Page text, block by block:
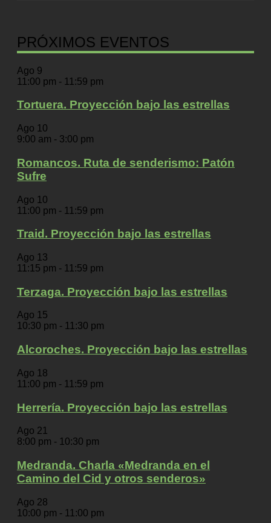
PRÓXIMOS EVENTOS
Ago 9
11:00 pm - 11:59 pm
Tortuera. Proyección bajo las estrellas
Ago 10
9:00 am - 3:00 pm
Romancos. Ruta de senderismo: Patón
Sufre
Ago 10
11:00 pm - 11:59 pm
Traid. Proyección bajo las estrellas
Ago 13
11:15 pm - 11:59 pm
Terzaga. Proyección bajo las estrellas
Ago 15
10:30 pm - 11:30 pm
Alcoroches. Proyección bajo las estrellas
Ago 18
11:00 pm - 11:59 pm
Herrería. Proyección bajo las estrellas
Ago 21
8:00 pm - 10:30 pm
Medranda. Charla «Medranda en el
Camino del Cid y otros senderos»
Ago 28
10:00 pm - 11:00 pm